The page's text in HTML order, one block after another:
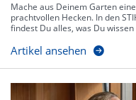
Mache aus Deinem Garten
prachtvollen Hecken. In den
findest Du alles, was Du
Artikel ansehen